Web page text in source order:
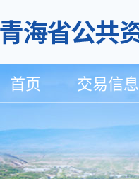
首页 交易信息